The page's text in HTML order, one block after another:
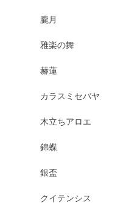
朧月
雅楽の舞
赫蓮
カラスミセバヤ
木立ちアロエ
錦蝶
銀盃
クイテンシス